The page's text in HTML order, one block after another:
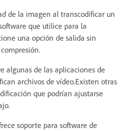
de la imagen al transcodificar un
que utilice para la
una opción de salida sin
algunas de las aplicaciones de
archivos de vídeo.Existen otras
que podrían ajustarse
soporte para software de